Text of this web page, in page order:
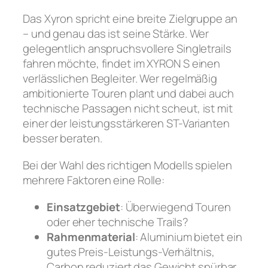
Das Xyron spricht eine breite Zielgruppe an
– und genau das ist seine Stärke. Wer
gelegentlich anspruchsvollere Singletrails
fahren möchte, findet im XYRON S einen
verlässlichen Begleiter. Wer regelmäßig
ambitionierte Touren plant und dabei auch
technische Passagen nicht scheut, ist mit
einer der leistungsstärkeren ST-Varianten
besser beraten.
Bei der Wahl des richtigen Modells spielen
mehrere Faktoren eine Rolle:
Einsatzgebiet: Überwiegend Touren
oder eher technische Trails?
Rahmenmaterial: Aluminium bietet ein
gutes Preis-Leistungs-Verhältnis,